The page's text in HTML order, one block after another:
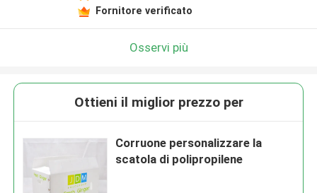
Fornitore verificato
Osservi più
Ottieni il miglior prezzo per
Corruone personalizzare la
scatola di polipropilene